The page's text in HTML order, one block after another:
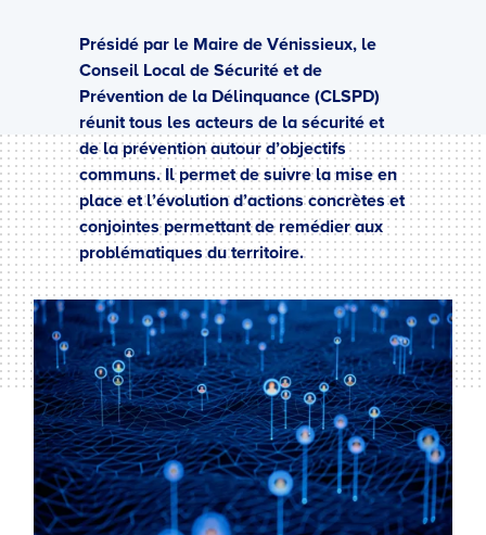
Présidé par le Maire de Vénissieux, le
Conseil Local de Sécurité et de
Prévention de la Délinquance (CLSPD)
réunit tous les acteurs de la sécurité et
de la prévention autour d’objectifs
communs. Il permet de suivre la mise en
place et l’évolution d’actions concrètes et
conjointes permettant de remédier aux
problématiques du territoire.